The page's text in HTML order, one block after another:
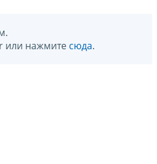
или нажмите сюда.